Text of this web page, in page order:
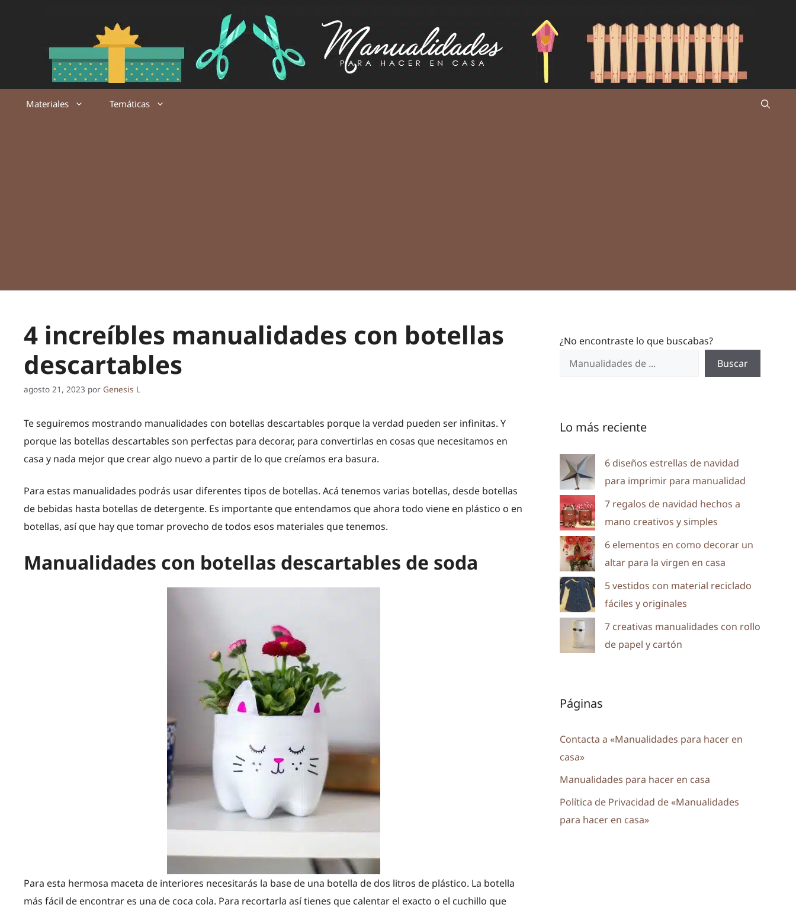
Materiales Temáticas
4 increíbles manualidades con botellas
descartables
agosto 21, 2023 por Genesis L
Te seguiremos mostrando manualidades con botellas descartables porque la verdad pueden ser infinitas. Y
porque las botellas descartables son perfectas para decorar, para convertirlas en cosas que necesitamos en
casa y nada mejor que crear algo nuevo a partir de lo que creíamos era basura.
Para estas manualidades podrás usar diferentes tipos de botellas. Acá tenemos varias botellas, desde botellas
de bebidas hasta botellas de detergente. Es importante que entendamos que ahora todo viene en plástico o en
botellas, así que hay que tomar provecho de todos esos materiales que tenemos.
Manualidades con botellas descartables de soda
Para esta hermosa maceta de interiores necesitarás la base de una botella de dos litros de plástico. La botella
más fácil de encontrar es una de coca cola. Para recortarla así tienes que calentar el exacto o el cuchillo que
¿No encontraste lo que buscabas?
Buscar
Lo más reciente
6 diseños estrellas de navidad
para imprimir para manualidad
7 regalos de navidad hechos a
mano creativos y simples
6 elementos en como decorar un
altar para la virgen en casa
5 vestidos con material reciclado
fáciles y originales
7 creativas manualidades con rollo
de papel y cartón
Páginas
Contacta a «Manualidades para hacer en
casa»
Manualidades para hacer en casa
Política de Privacidad de «Manualidades
para hacer en casa»